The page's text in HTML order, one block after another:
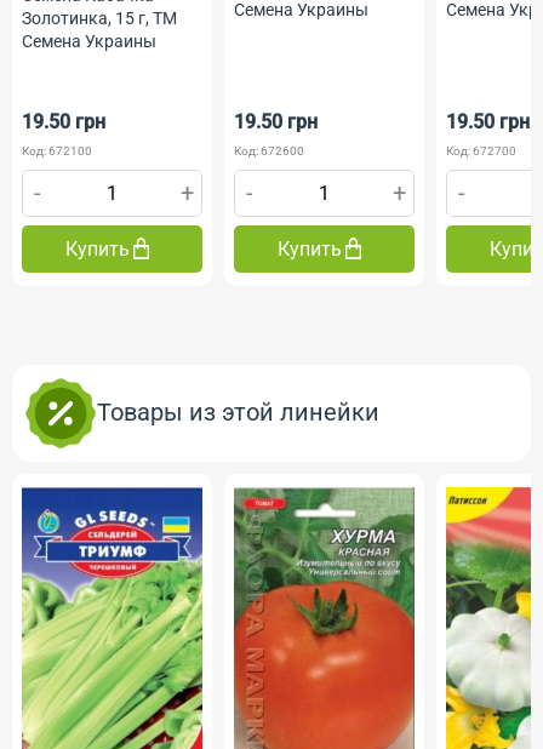
Золотинка, 15 г, ТМ
Семена Украины
19.50 грн
Код: 672100
- +
Купить
Семена Украины
19.50 грн
Код: 672600
- +
Купить
Семена
19.50 грн
Код: 672700
-
Товары из этой линейки